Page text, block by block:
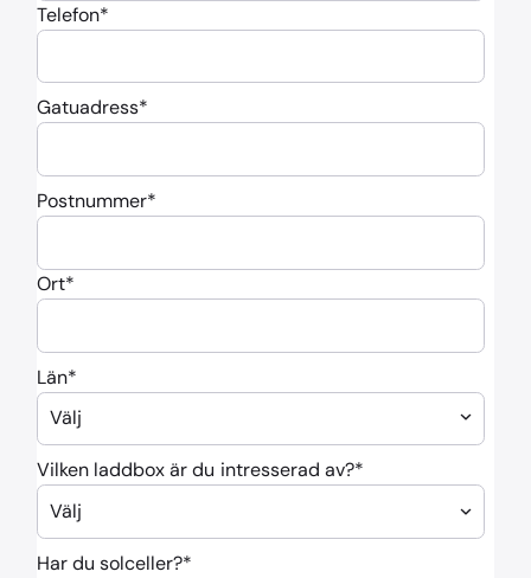
Telefon*
Gatuadress*
Postnummer*
Ort*
Län*
Vilken laddbox är du intresserad av?*
Har du solceller?*